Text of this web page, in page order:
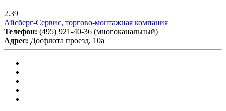
2.39
Айсберг-Сервис, торгово-монтажная компания
Телефон: (495) 921-40-36 (многоканальный)
Адрес: Досфлота проезд, 10а